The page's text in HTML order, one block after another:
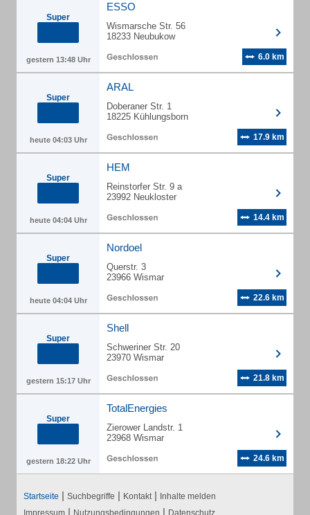
Super
gestern 13:48 Uhr
ESSO
Wismarsche Str. 56
18233 Neubukow
6.0 km
Super
heute 04:03 Uhr
ARAL
Doberaner Str. 1
18225 Kühlungsborn
17.9 km
Super
heute 04:04 Uhr
HEM
Reinstorfer Str. 9 a
23992 Neukloster
14.4 km
Super
heute 04:04 Uhr
Nordoel
Querstr. 3
23966 Wismar
22.6 km
Super
gestern 15:17 Uhr
Shell
Schweriner Str. 20
23970 Wismar
21.8 km
Super
gestern 18:22 Uhr
TotalEnergies
Zierower Landstr. 1
23968 Wismar
24.6 km
Startseite | Suchbegriffe | Kontakt | Inhalte melden
Impressum | Nutzungsbedingungen | Datenschutz